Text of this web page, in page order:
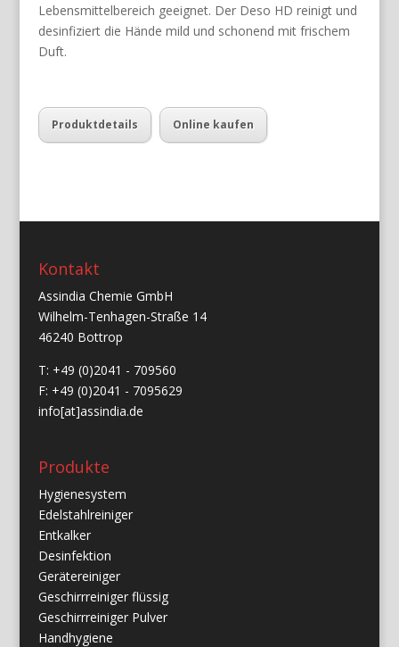
Lebensmittelbereich geeignet. Der Deso HD reinigt und
desinfiziert die Hände mild und schonend mit frischem
Duft.
Produktdetails Online kaufen
Kontakt
Assindia Chemie GmbH
Wilhelm-Tenhagen-Straße 14
46240 Bottrop
T: +49 (0)2041 - 709560
F: +49 (0)2041 - 7095629
info[at]assindia.de
Produkte
Hygienesystem
Edelstahlreiniger
Entkalker
Desinfektion
Gerätereiniger
Geschirrreiniger flüssig
Geschirrreiniger Pulver
Handhygiene